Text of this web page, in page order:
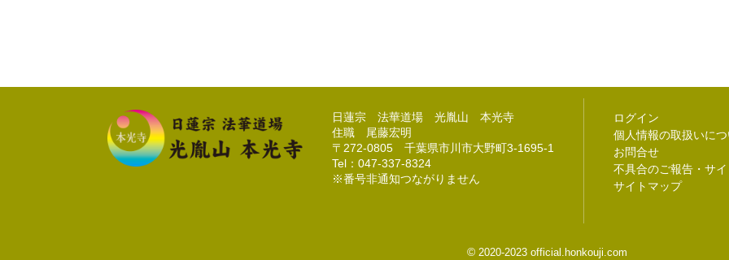
日蓮宗 法華道場 光胤山 本光寺
住職 尾藤宏明
〒272-0805 千葉県市川市大野町3-1695-1
Tel：047-337-8324
※番号非通知つながりません
ログイン
個人情報の取扱いに
お問合せ
不具合のご報告・サ
サイトマップ
©2020-2023 official.honkouji.com